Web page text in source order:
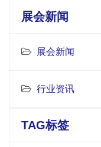
展会新闻
展会新闻
行业资讯
TAG标签